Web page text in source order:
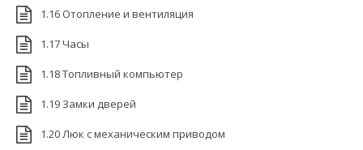
1.16 Отопление и вентиляция
1.17 Часы
1.18 Топливный компьютер
1.19 Замки дверей
1.20 Люк с механическим приводом